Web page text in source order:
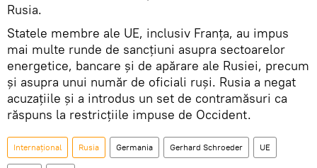
Rusia.
Statele membre ale UE, inclusiv Franța, au impus
mai multe runde de sancțiuni asupra sectoarelor
energetice, bancare și de apărare ale Rusiei, precum
și asupra unui număr de oficiali ruși. Rusia a negat
acuzațiile și a introdus un set de contramăsuri ca
răspuns la restricțiile impuse de Occident.
Internaţional Rusia Germania Gerhard Schroeder UE